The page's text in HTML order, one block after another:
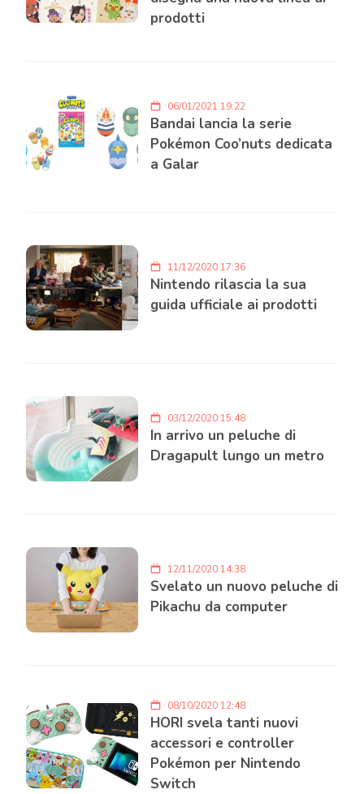
prodotti
06/01/2021 19:22
Bandai lancia la serie
Pokémon Coo’nuts dedicata
a Galar
11/12/2020 17:36
Nintendo rilascia la sua
guida ufficiale ai prodotti
03/12/2020 15:48
In arrivo un peluche di
Dragapult lungo un metro
12/11/2020 14:38
Svelato un nuovo peluche di
Pikachu da computer
08/10/2020 12:48
HORI svela tanti nuovi
accessori e controller
Pokémon per Nintendo
Switch